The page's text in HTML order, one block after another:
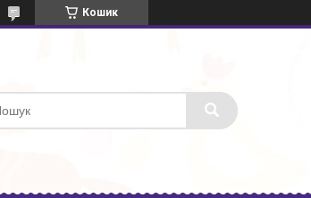
Кошик